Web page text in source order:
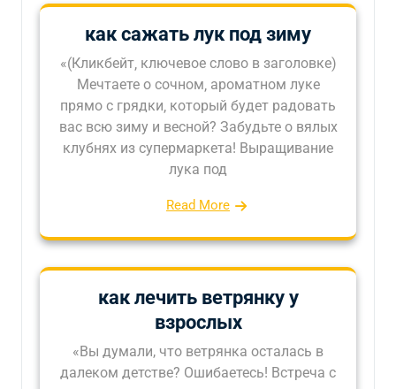
как сажать лук под зиму
«(Кликбейт‚ ключевое слово в заголовке)
Мечтаете о сочном‚ ароматном луке
прямо с грядки‚ который будет радовать
вас всю зиму и весной? Забудьте о вялых
клубнях из супермаркета! Выращивание
лука под
Read More
как лечить ветрянку у
взрослых
«Вы думали, что ветрянка осталась в
далеком детстве? Ошибаетесь! Встреча с